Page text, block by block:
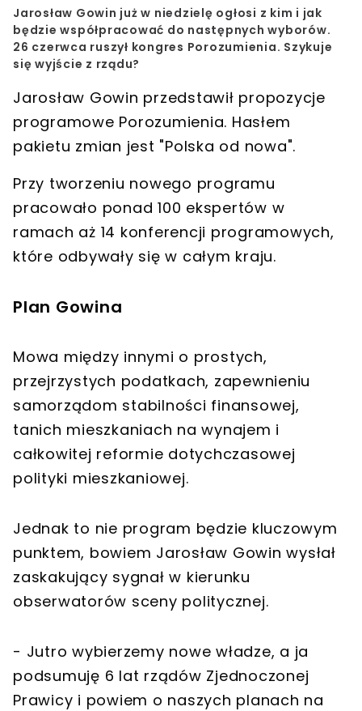
Jarosław Gowin już w niedzielę ogłosi z kim i jak
będzie współpracować do następnych wyborów.
26 czerwca ruszył kongres Porozumienia. Szykuje
się wyjście z rządu?
Jarosław Gowin przedstawił propozycje
programowe Porozumienia. Hasłem
pakietu zmian jest "Polska od nowa".
Przy tworzeniu nowego programu
pracowało ponad 100 ekspertów w
ramach aż 14 konferencji programowych,
które odbywały się w całym kraju.
Plan Gowina
Mowa między innymi o prostych,
przejrzystych podatkach, zapewnieniu
samorządom stabilności finansowej,
tanich mieszkaniach na wynajem i
całkowitej reformie dotychczasowej
polityki mieszkaniowej.
Jednak to nie program będzie kluczowym
punktem, bowiem Jarosław Gowin wysłał
zaskakujący sygnał w kierunku
obserwatorów sceny politycznej.
- Jutro wybierzemy nowe władze, a ja
podsumuję 6 lat rządów Zjednoczonej
Prawicy i powiem o naszych planach na